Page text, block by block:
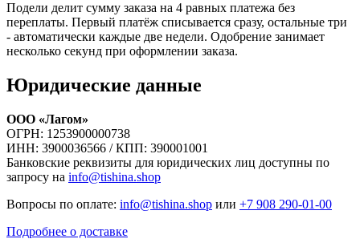
Подели делит сумму заказа на 4 равных платежа без
переплаты. Первый платёж списывается сразу, остальные три
- автоматически каждые две недели. Одобрение занимает
несколько секунд при оформлении заказа.
Юридические данные
ООО «Лагом»
ОГРН: 1253900000738
ИНН: 3900036566 / КПП: 390001001
Банковские реквизиты для юридических лиц доступны по
запросу на info@tishina.shop
Вопросы по оплате: info@tishina.shop или +7 908 290-01-00
Подробнее о доставке